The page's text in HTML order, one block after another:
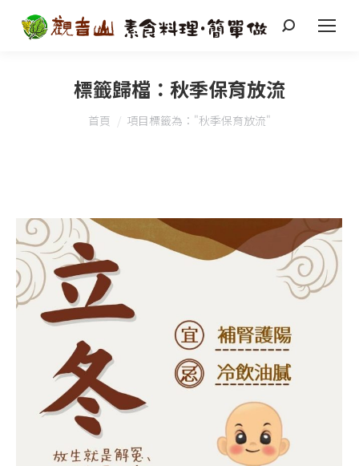
搜
標籤歸檔： 秋季保育放流
您在這裡：
首頁 項目標籤為："秋季保育放流"